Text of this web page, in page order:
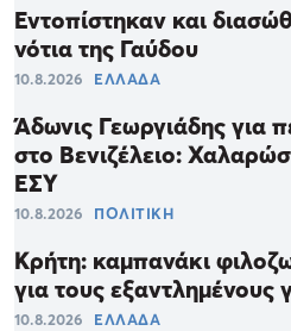
Εντοπίστηκαν και
νότια της Γαύδου
10.8.2026 ΕΛΛΑΔΑ
Άδωνις Γεωργιάδης για
στο Βενιζέλειο:
ΕΣΥ
10.8.2026 ΠΟΛΙΤΙΚΗ
Κρήτη: καμπανάκι
για τους εξαντλημένους
10.8.2026 ΕΛΛΑΔΑ